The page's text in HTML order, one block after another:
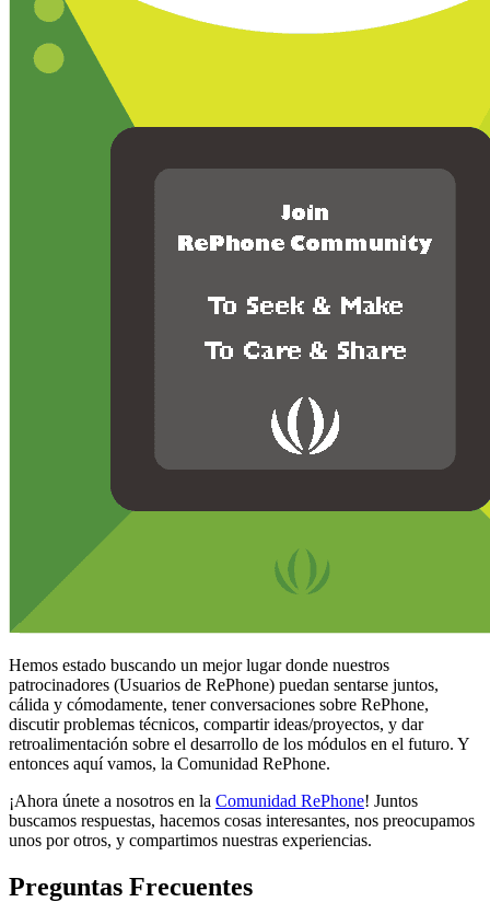
Hemos estado buscando un mejor lugar donde nuestros
patrocinadores (Usuarios de RePhone) puedan sentarse juntos,
cálida y cómodamente, tener conversaciones sobre RePhone,
discutir problemas técnicos, compartir ideas/proyectos, y dar
retroalimentación sobre el desarrollo de los módulos en el futuro. Y
entonces aquí vamos, la Comunidad RePhone.
¡Ahora únete a nosotros en la Comunidad RePhone! Juntos
buscamos respuestas, hacemos cosas interesantes, nos preocupamos
unos por otros, y compartimos nuestras experiencias.
Preguntas Frecuentes